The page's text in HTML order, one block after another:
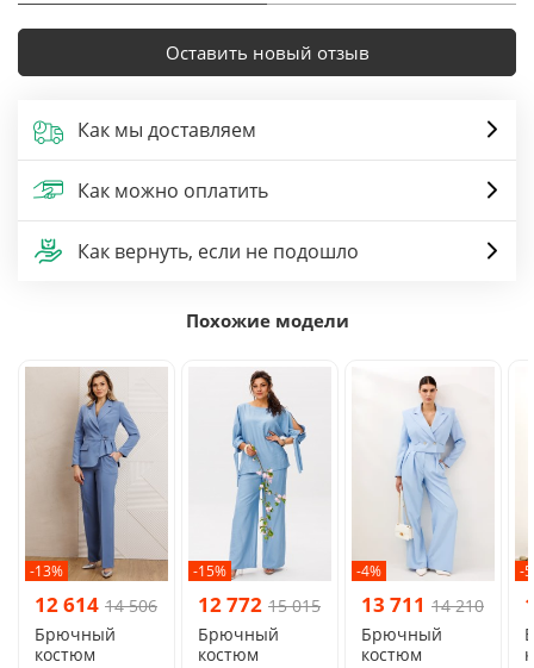
Оставить новый отзыв
Как мы доставляем
Как можно оплатить
Как вернуть, если не подошло
Похожие модели
-13%
12 614 14 506
Брючный
костюм
-15%
12 772 15 015
Брючный
костюм
-4%
13 711 14 210
Брючный
костюм
-